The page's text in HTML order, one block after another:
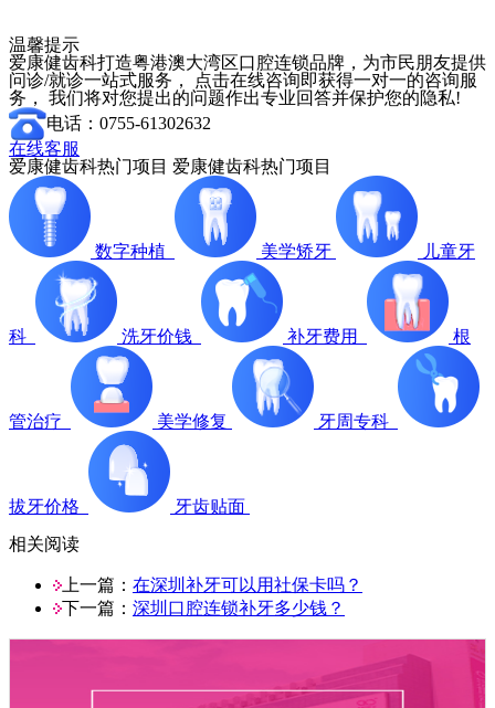
温馨提示
爱康健齿科打造粤港澳大湾区口腔连锁品牌，为市民朋友提供
问诊/就诊一站式服务， 点击在线咨询即获得一对一的咨询服
务， 我们将对您提出的问题作出专业回答并保护您的隐私!
电话：0755-61302632
在线客服
爱康健齿科热门项目 爱康健齿科热门项目
数字种植 美学矫牙 儿童牙
科 洗牙价钱 补牙费用 根
管治疗 美学修复 牙周专科
拔牙价格
牙齿贴面
相关阅读
上一篇： 在深圳补牙可以用社保卡吗？
下一篇： 深圳口腔连锁补牙多少钱？